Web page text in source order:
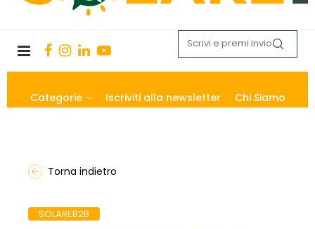
Categorie Iscriviti alla newsletter Chi Siamo
Torna indietro
SOLAREB2B